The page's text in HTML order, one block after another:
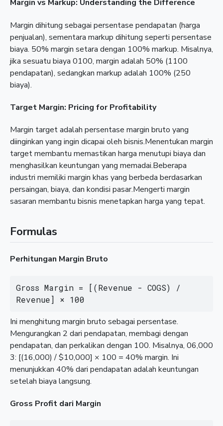
Margin vs Markup: Understanding the Difference
Margin dihitung sebagai persentase pendapatan (harga
penjualan), sementara markup dihitung seperti persentase
biaya. 50% margin setara dengan 100% markup. Misalnya,
jika sesuatu biaya 0100, margin adalah 50% (1100
pendapatan), sedangkan markup adalah 100% (250
biaya).
Target Margin: Pricing for Profitability
Margin target adalah persentase margin bruto yang
diinginkan yang ingin dicapai oleh bisnis.Menentukan margin
target membantu memastikan harga menutupi biaya dan
menghasilkan keuntungan yang memadai.Beberapa
industri memiliki margin khas yang berbeda berdasarkan
persaingan, biaya, dan kondisi pasar.Mengerti margin
sasaran membantu bisnis menetapkan harga yang tepat.
Formulas
Perhitungan Margin Bruto
Gross Margin = [(Revenue - COGS) /
Revenue] × 100
Ini menghitung margin bruto sebagai persentase.
Mengurangkan 2 dari pendapatan, membagi dengan
pendapatan, dan perkalikan dengan 100. Misalnya, 06,000
3: [(16,000) / $10,000] × 100 = 40% margin. Ini
menunjukkan 40% dari pendapatan adalah keuntungan
setelah biaya langsung.
Gross Profit dari Margin